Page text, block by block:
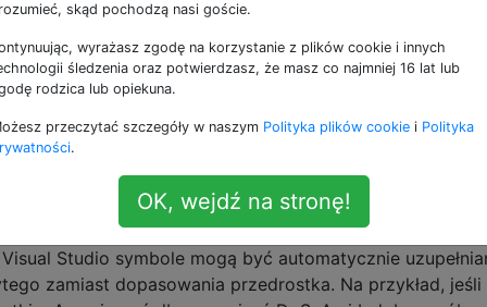
podczas przechodzenia z IDO do Helm
IDO i pokochałem go, ponieważ znacznie przyspieszyło
trochę czasu na tej stronie, czytałem coraz więcej o
z moich pytań to: Jakie są największe różnice? W
się mój przepływ pracy podczas wyszukiwania plików,
kodu rozmytego
Studio symbole mogą być automatycznie
zamiast dopasowania przedrostka. Na przykład, jeśli
skąd pochodzą nasi goście.
wyrażasz zgodę na korzystanie z plików cookie i innych
śledzenia oraz potwierdzasz, że masz co najmniej 16 lat lub
rodzica lub opiekuna.
przeczytać szczegóły w naszym Polityka plików cookie i Polityka
.
OK, wejdź na stronę!